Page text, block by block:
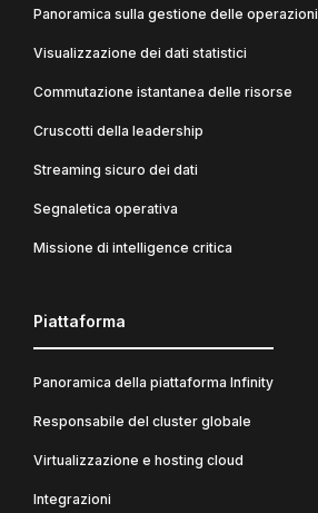
Panoramica sulla gestione delle operazioni
Visualizzazione dei dati statistici
Commutazione istantanea delle risorse
Cruscotti della leadership
Streaming sicuro dei dati
Segnaletica operativa
Missione di intelligence critica
Piattaforma
Panoramica della piattaforma Infinity
Responsabile del cluster globale
Virtualizzazione e hosting cloud
Integrazioni